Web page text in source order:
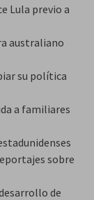
Lula previo a
australiano
su política
a familiares
sobre
de